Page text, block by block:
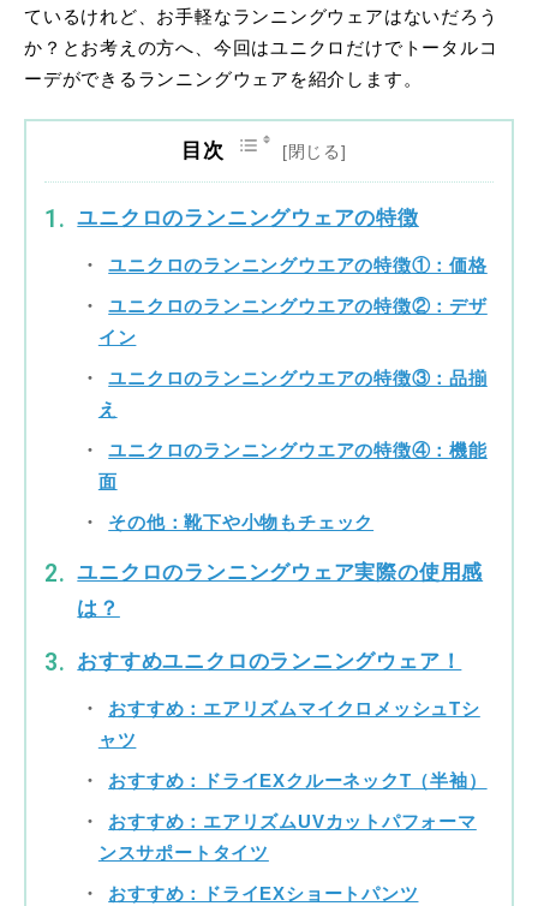
ているけれど、お手軽なランニングウェアはないだろう
か？とお考えの方へ、今回はユニクロだけでトータルコ
ーデができるランニングウェアを紹介します。
目次
ユニクロのランニングウェアの特徴
ユニクロのランニングウエアの特徴①：価格
ユニクロのランニングウエアの特徴②：デザ
イン
ユニクロのランニングウエアの特徴③：品揃
え
ユニクロのランニングウエアの特徴④：機能
面
その他：靴下や小物もチェック
ユニクロのランニングウェア実際の使用感
は？
おすすめユニクロのランニングウェア！
おすすめ：エアリズムマイクロメッシュTシ
ャツ
おすすめ：ドライEXクルーネックT（半袖）
おすすめ：エアリズムUVカットパフォーマ
ンスサポートタイツ
おすすめ：ドライEXショートパンツ